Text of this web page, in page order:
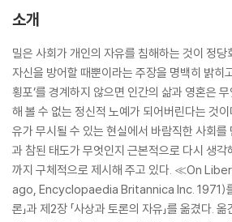
소개
밀은 사회가 개인의 자유를 침해하는 것이 정당
자신을 방어할 때뿐이라는 주장을 명백히 밝히
횡포’를 경계하지 않으면 인간의 삶과 영혼은
해 볼 수 없는 정신적 노예가 되어버린다는 것
유가 무시될 수 있는 현실에서 바람직한 사회를
과 참된 태도가 무엇인지 근본적으로 다시 생각
까지 구체적으로 제시해 주고 있다. ≪On
ago, Encyclopaedia Britannica Inc. 1971)를
론」과 제2장 「사상과 토론의 자유」를 옮겼다.